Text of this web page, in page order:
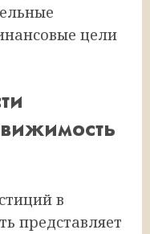
цели
в
представляет